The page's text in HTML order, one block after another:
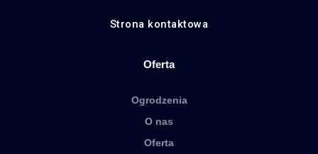
Strona kontaktowa
Oferta
Ogrodzenia
O nas
Oferta